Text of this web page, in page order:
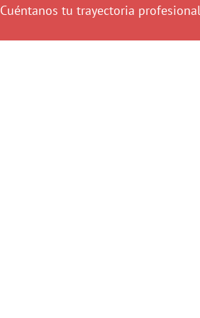
Cuéntanos tu trayectoria